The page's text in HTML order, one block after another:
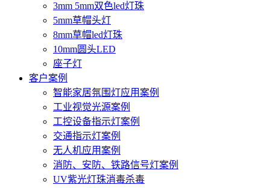
3mm 5mm双色led灯珠
5mm草帽头灯
8mm草帽led灯珠
10mm圆头LED
座子灯
客户案例
智能家居氛围灯应用案例
工业视觉光源案例
工控设备指示灯案例
交通指示灯案例
无人机应用案例
消防、安防、铁路信号灯案例
UV紫光灯珠消毒杀毒